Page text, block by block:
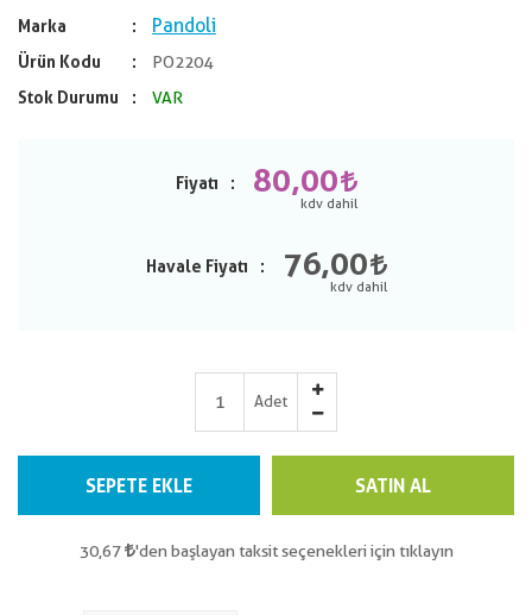
Marka Pandoli
Ürün Kodu
PO2204
Stok Durumu
VAR
Fiyatı 80,00
Havale Fiyatı 76,00
Adet
SEPETE EKLE SATIN AL
30,67 'den başlayan taksit seçenekleri için tıklayın